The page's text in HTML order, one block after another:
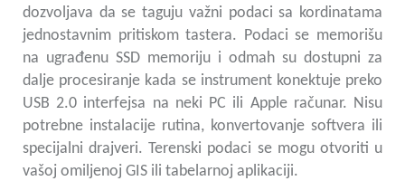
dozvoljava da se taguju važni podaci sa kordinatama
jednostavnim pritiskom tastera. Podaci se memorišu
na ugrađenu SSD memoriju i odmah su dostupni za
dalje procesiranje kada se instrument konektuje preko
USB 2.0 interfejsa na neki PC ili Apple računar. Nisu
potrebne instalacije rutina, konvertovanje softvera ili
specijalni drajveri. Terenski podaci se mogu otvoriti u
vašoj omiljenoj GIS ili tabelarnoj aplikaciji.